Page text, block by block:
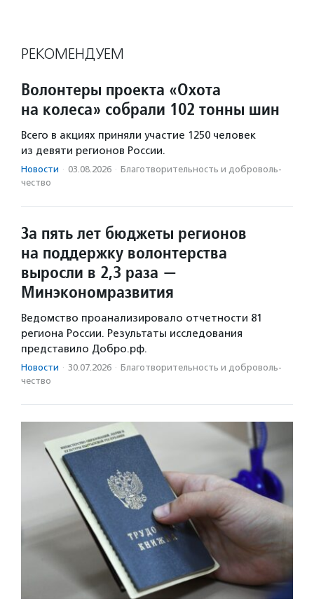
РЕКОМЕНДУЕМ
Волонтеры проекта «Охота
на колеса» собрали 102 тонны шин
Всего в акциях приняли участие 1250 человек
из девяти регионов России.
Новости · 03.08.2026 · Благотвори­тель­ность и доброволь­
чест­во
За пять лет бюджеты регионов
на поддержку волонтерства
выросли в 2,3 раза —
Минэкономразвития
Ведомство проанализировало отчетности 81
региона России. Результаты исследования
представило Добро.рф.
Новости · 30.07.2026 · Благотвори­тель­ность и доброволь­
чест­во